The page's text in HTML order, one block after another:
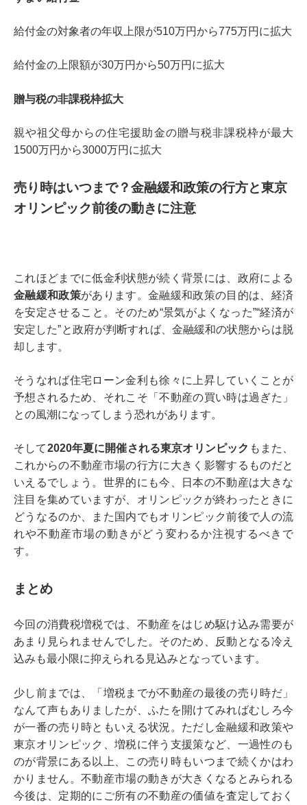
給付金の対象者の年収上限が510万円から775万円に拡大
給付金の上限額が30万円から50万円に拡大
贈与税の非課税枠拡大
親や祖父母からの住宅援助金の贈与税非課税枠が最大
1500万円から3000万円に拡大
売り時はいつまで？金融緩和政策の行方と東京
オリンピック前後の動きに注意
これほどまでに低金利状態が続く背景には、政府による
金融緩和政策があります。金融緩和政策の目的は、経済
を安定させること。そのため“景気がよくなった”“経済が
安定した”と政府が判断すれば、金融緩和の状態からは脱
却します。
そうなれば住宅ローン金利も徐々に上昇していくことが
予想されるため、それこそ「不動産の買い時は過ぎた」
との風潮になってしまう恐れがあります。
そして2020年夏に開催される東京オリンピック もまた、
これからの不動産市場の行方に大きく影響するものだと
いえるでしょう。世界的にも今、日本の不動産は大きな
注目を集めていますが、オリンピックが終わったときに
どうなるのか、また国内でもオリンピック前後で人の流
れや不動産市場の動きがどう変わるか注視するべきで
す。
まとめ
今回の消費税増税では、不動産をはじめ駆け込み需要が
あまり見られませんでした。そのため、反動となる冷え
込みも最小限に抑えられる見込みとなっています。
少し前までは、「増税までが不動産の最後の売り時だ」
なんて声もありましたが、ふたを開けてみればむしろ今
が一番の売り時ともいえる状況。ただし金融緩和政策や
東京オリンピック、増税に伴う支援策など、一過性のも
のが背景にある以上、この売り時もいつまで続くかはわ
かりません。不動産市場の動きが大きくなるとみられる
今後は、定期的にご所有の不動産の価値を査定しておく